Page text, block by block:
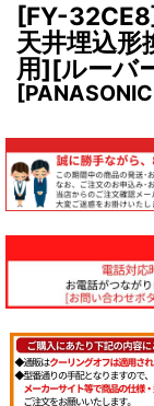
[FY-
天井埋込形
用][ルーバ
[